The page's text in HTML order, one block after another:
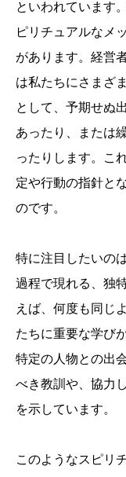
といわれています
ピリチュアルなメ
があります。経営
は私たちにさまざ
として、予期せぬ
あったり、または
ったりします。こ
定や行動の指針と
のです。
特に注目したいの
過程で現れる、独
えば、何度も同じ
たちに重要な学び
特定の人物との出
べき教訓や、協力
を示しています。
このようなスピリ